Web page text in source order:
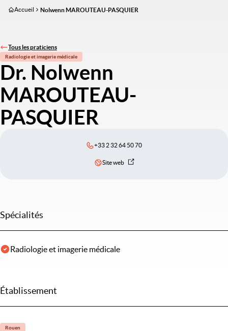
Aller
principal
Accueil Nolwenn MAROUTEAU-PASQUIER
Tous les praticiens
Radiologie et imagerie médicale
Dr. Nolwenn
MAROUTEAU-
PASQUIER
+33 2 32 64 50 70
Site web
Spécialités
Radiologie et imagerie médicale
Établissement
Rouen